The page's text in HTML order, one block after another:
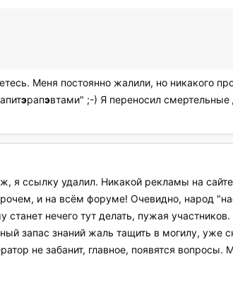
Меня постоянно жалили, но никакого
эрапэвтами" ;-) Я переносил
я ссылку удалил. Никакой рекламы на
и на всём форуме! Очевидно, народ
нечего тут делать, пужая
запас знаний жаль тащить в могилу, уже
не забанит, главное, появятся